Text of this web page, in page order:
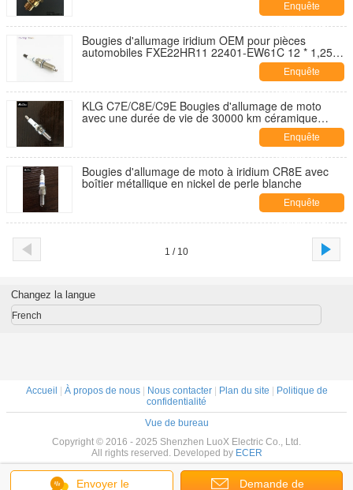
Enquête
maintenant
Bougies d'allumage iridium OEM pour pièces
automobiles FXE22HR11 22401-EW61C 12 * 1,25
Enquête
maintenant
KLG C7E/C8E/C9E Bougies d'allumage de moto
avec une durée de vie de 30000 km céramique
Enquête
maintenant
Bougies d'allumage de moto à iridium CR8E avec
boîtier métallique en nickel de perle blanche
Enquête
maintenant
1 / 10
Envoyer le Demande de
Changez la langue
French
Accueil À propos de nous| Nous contacter| Plan du site
Politique de
confidentialité
Vue de bureau
Copyright © 2016 - 2025 Shenzhen LuoX Electric Co., Ltd.
All rights reserved. Developed by ECER